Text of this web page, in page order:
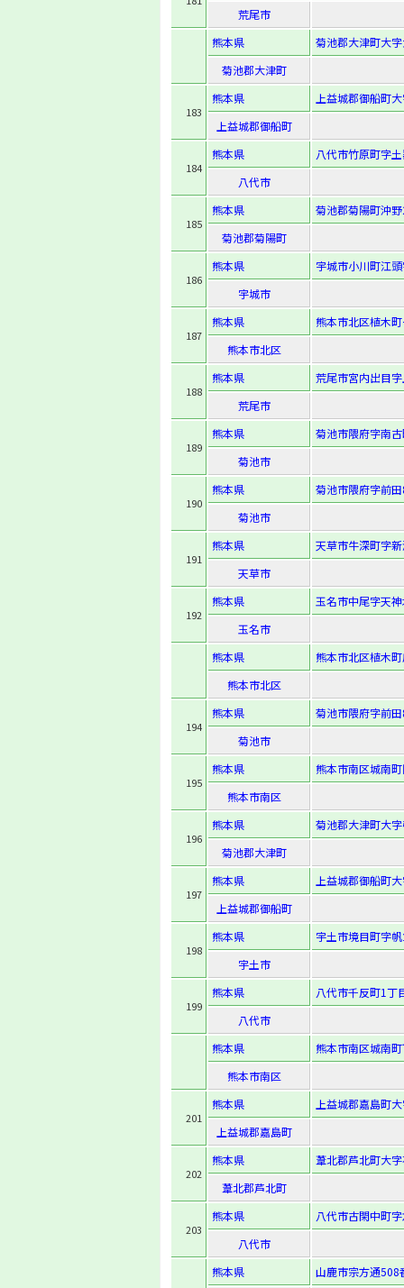
荒尾市
熊本県
菊池郡大津町大
菊池郡大津町
183
熊本県
上益城郡御船町
上益城郡御船町
184
熊本県
八代市竹原町字
八代市
185
熊本県
菊池郡菊陽町沖
菊池郡菊陽町
186
熊本県
宇城市小川町江
宇城市
187
熊本県
熊本市北区植木
熊本市北区
188
熊本県
荒尾市宮内出目
荒尾市
189
熊本県
菊池市隈府字南
菊池市
190
熊本県
菊池市隈府字前
菊池市
191
熊本県
天草市牛深町字
天草市
192
熊本県
玉名市中尾字天
玉名市
熊本県
熊本市北区植木
熊本市北区
194
熊本県
菊池市隈府字前
菊池市
195
熊本県
熊本市南区城南
熊本市南区
196
熊本県
菊池郡大津町大
菊池郡大津町
197
熊本県
上益城郡御船町
上益城郡御船町
198
熊本県
宇土市境目町字
宇土市
199
熊本県
八代市千反町1丁
八代市
熊本県
熊本市南区城南
熊本市南区
201
熊本県
上益城郡嘉島町
上益城郡嘉島町
202
熊本県
葦北郡芦北町大
葦北郡芦北町
203
熊本県
八代市古閑中町
八代市
熊本県
山鹿市宗方通508